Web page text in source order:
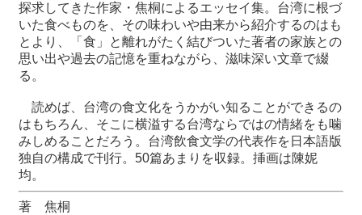
本
関
連
ク
ホ
ム
探求してきた作家・焦桐によるエッセイ集。台湾に根づ
いた食べものを、その味わいや由来から紹介するのはも
とより、「食」と離れがたく結びついた著者の家族との
思い出や過去の記憶を重ねながら、滋味深い文章で綴
る。
読めば、台湾の食文化をうかがい知ることができるの
はもちろん、そこに横溢する台湾ならではの情緒をも噛
みしめることだろう。台湾飲食文学の代表作を日本語版
独自の構成で刊行。 50篇あまりを収録。挿画は陳妮
均。
著 焦桐